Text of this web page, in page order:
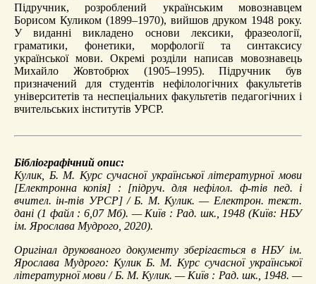
Підручник, розроблений українським мовознавцем
Борисом Куликом (1899–1970), вийшов друком 1948 року.
У виданні викладено основи лексики, фразеології,
граматики, фонетики, морфології та синтаксису
української мови. Окремі розділи написав мовознавець
Михайло Жовтобрюх (1905–1995). Підручник був
призначений для студентів нефілологічних факультетів
університетів та неспеціальних факультетів педагогічних і
вчительських інститутів УРСР.
Бібліографічний опис:
Кулик, Б. М. Курс сучасної української літературної мови
[Електронна копія] : [підруч. для нефілол. ф-тів пед. і
вчител. ін-тів УРСР] / Б. М. Кулик. — Електрон. текст.
дані (1 файл : 6,07 Мб). — Київ : Рад. шк., 1948 (Київ: НБУ
ім. Ярослава Мудрого, 2020).
Оригінал друкованого документу зберігається в НБУ ім.
Ярослава Мудрого: Кулик Б. М. Курс сучасної української
літературної мови / Б. М. Кулик. — Київ : Рад. шк., 1948. —